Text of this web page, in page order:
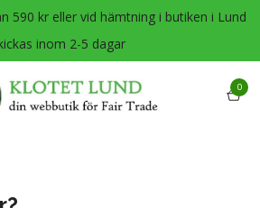
590 kr eller vid hämtning i butiken i Lund
inom 2-5 dagar
0